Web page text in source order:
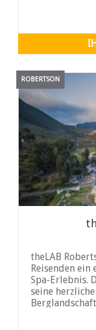
ROBERTSON
theLAB
Reisenden ein
Spa-Erlebnis.
seine
preisgekrönte